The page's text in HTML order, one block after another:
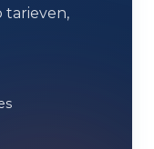
tarieven,